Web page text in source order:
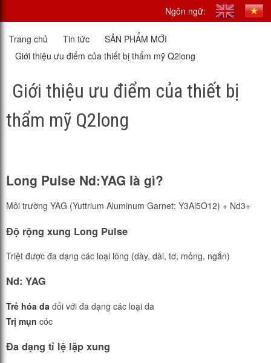
Ngôn ngữ:
Trang chủ Tin tức
SẢN PHẨM MỚI
Giới thiệu ưu điểm của thiết bị thẩm mỹ Q2long
Giới thiệu ưu điểm của thiết bị
thẩm mỹ Q2long
Long Pulse Nd:YAG là gì?
Môi trường YAG (Yuttrium Aluminum Garnet: Y3Al5O12) + Nd3+
Độ rộng xung Long Pulse
Triệt được đa dạng các loại lông (dày, dài, tơ, mỏng, ngắn)
Nd: YAG
Trẻ hóa da đối với đa dạng các loại da
Trị mụn cóc
Đa dạng tỉ lệ lặp xung